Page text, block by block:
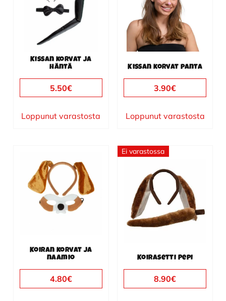
Kissan korvat ja
häntä
5.50€
Loppunut varastosta
Kissan korvat panta
3.90€
Loppunut varastosta
Koiran korvat ja
naamio
4.80€
Ei varastossa
Koirasetti Pepi
8.90€